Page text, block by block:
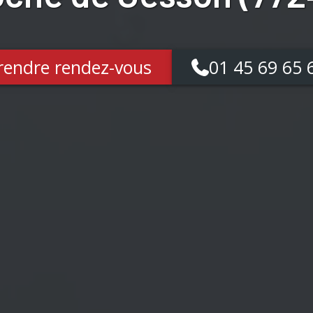
rendez-vous 01 45 69 65